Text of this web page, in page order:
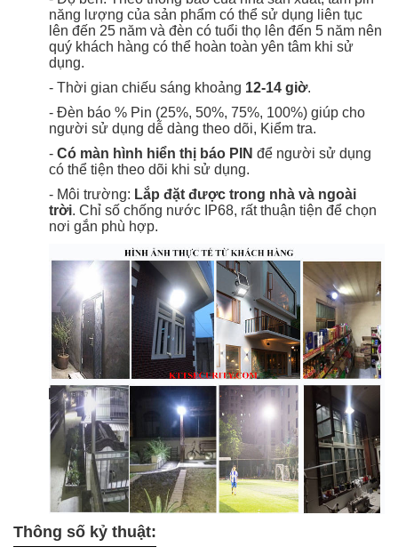
năng lượng của sản phẩm có thể sử dụng liên tục
lên đến 25 năm và đèn có tuổi thọ lên đến 5 năm nên
quý khách hàng có thể hoàn toàn yên tâm khi sử
dụng.
- Thời gian chiếu sáng khoảng 12-14 giờ.
- Đèn báo % Pin (25%, 50%, 75%, 100%) giúp cho
người sử dụng dễ dàng theo dõi, Kiểm tra.
- Có màn hình hiển thị báo PIN để người sử dụng
có thể tiện theo dõi khi sử dụng.
- Môi trường: Lắp đặt được trong nhà và ngoài
trời. Chỉ số chống nước IP68, rất thuận tiện để chọn
nơi gắn phù hợp.
Thông số kỷ thuật: